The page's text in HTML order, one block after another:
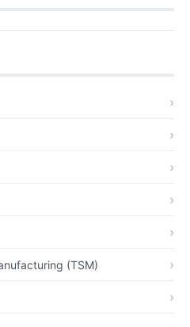
(TSM)